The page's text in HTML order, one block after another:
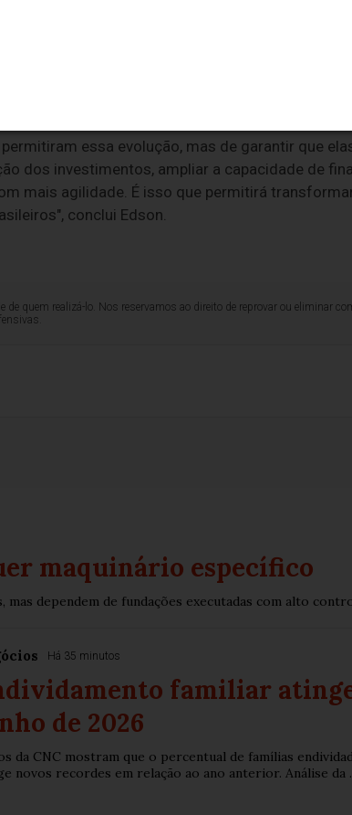
para a universalização, a entidade entende
Preservar a segurança jurídica,
a implantação dos empreendimentos e garantir
essenciais para que o país acelere a
essa evolução, mas de garantir que
dos investimentos, ampliar a capacidade de
mais agilidade. É isso que permitirá
conclui Edson.
de quem realizá-lo. Nos reservamos ao direito de reprovar ou eliminar
maquinário específico
dependem de fundações executadas com alto
Há 35 minutos
familiar atinge
de 2026
da CNC mostram que o percentual de famílias
novos recordes em relação ao ano anterior. Análise da